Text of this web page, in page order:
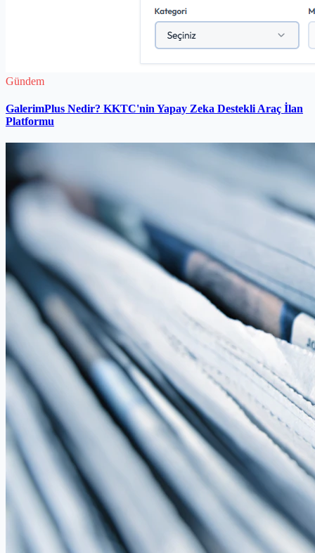
Gündem
GalerimPlus Nedir? KKTC'nin Yapay Zeka Destekli Araç İlan
Platformu